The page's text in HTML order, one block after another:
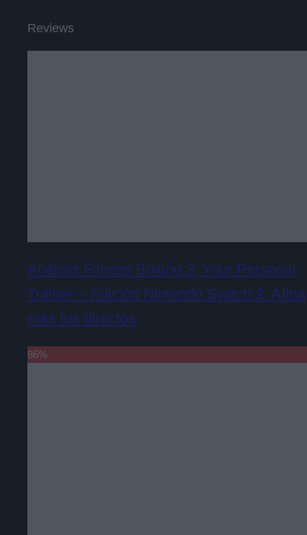
Reviews
Análisis Fitness Boxing 3: Your Personal
Trainer – Edición Nintendo Switch 2. Afina
más tus directos
86%